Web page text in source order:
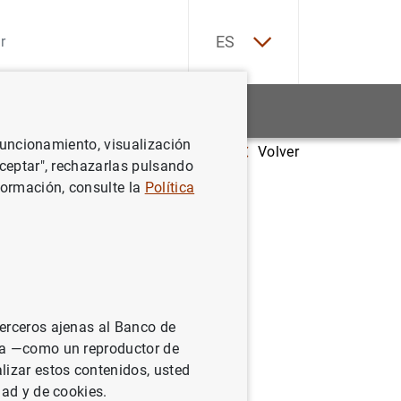
ES
de España Volver
visualización
rechazarlas pulsando
consulte la Política
ajenas al Banco de
—como un reproductor de
estos contenidos, usted
y de cookies.